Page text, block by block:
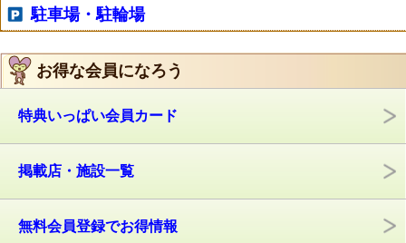
駐車場・駐輪場
お得な会員になろう
特典いっぱい会員カード
掲載店・施設一覧
無料会員登録でお得情報